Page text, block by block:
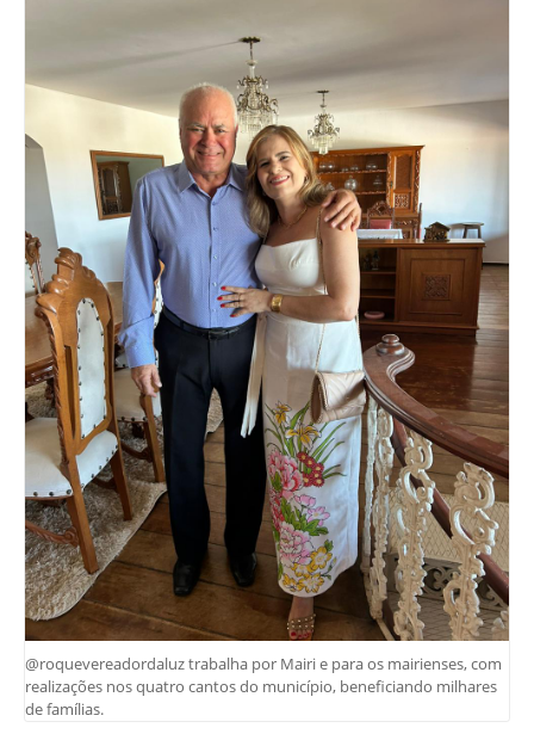
@roquevereadordaluz trabalha por Mairi e para os mairienses, com
realizações nos quatro cantos do município, beneficiando milhares
de famílias.